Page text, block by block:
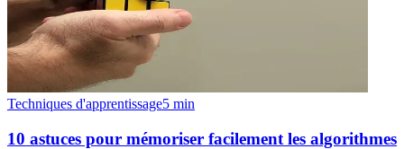
Techniques d'apprentissage5 min
10 astuces pour mémoriser facilement les algorithmes